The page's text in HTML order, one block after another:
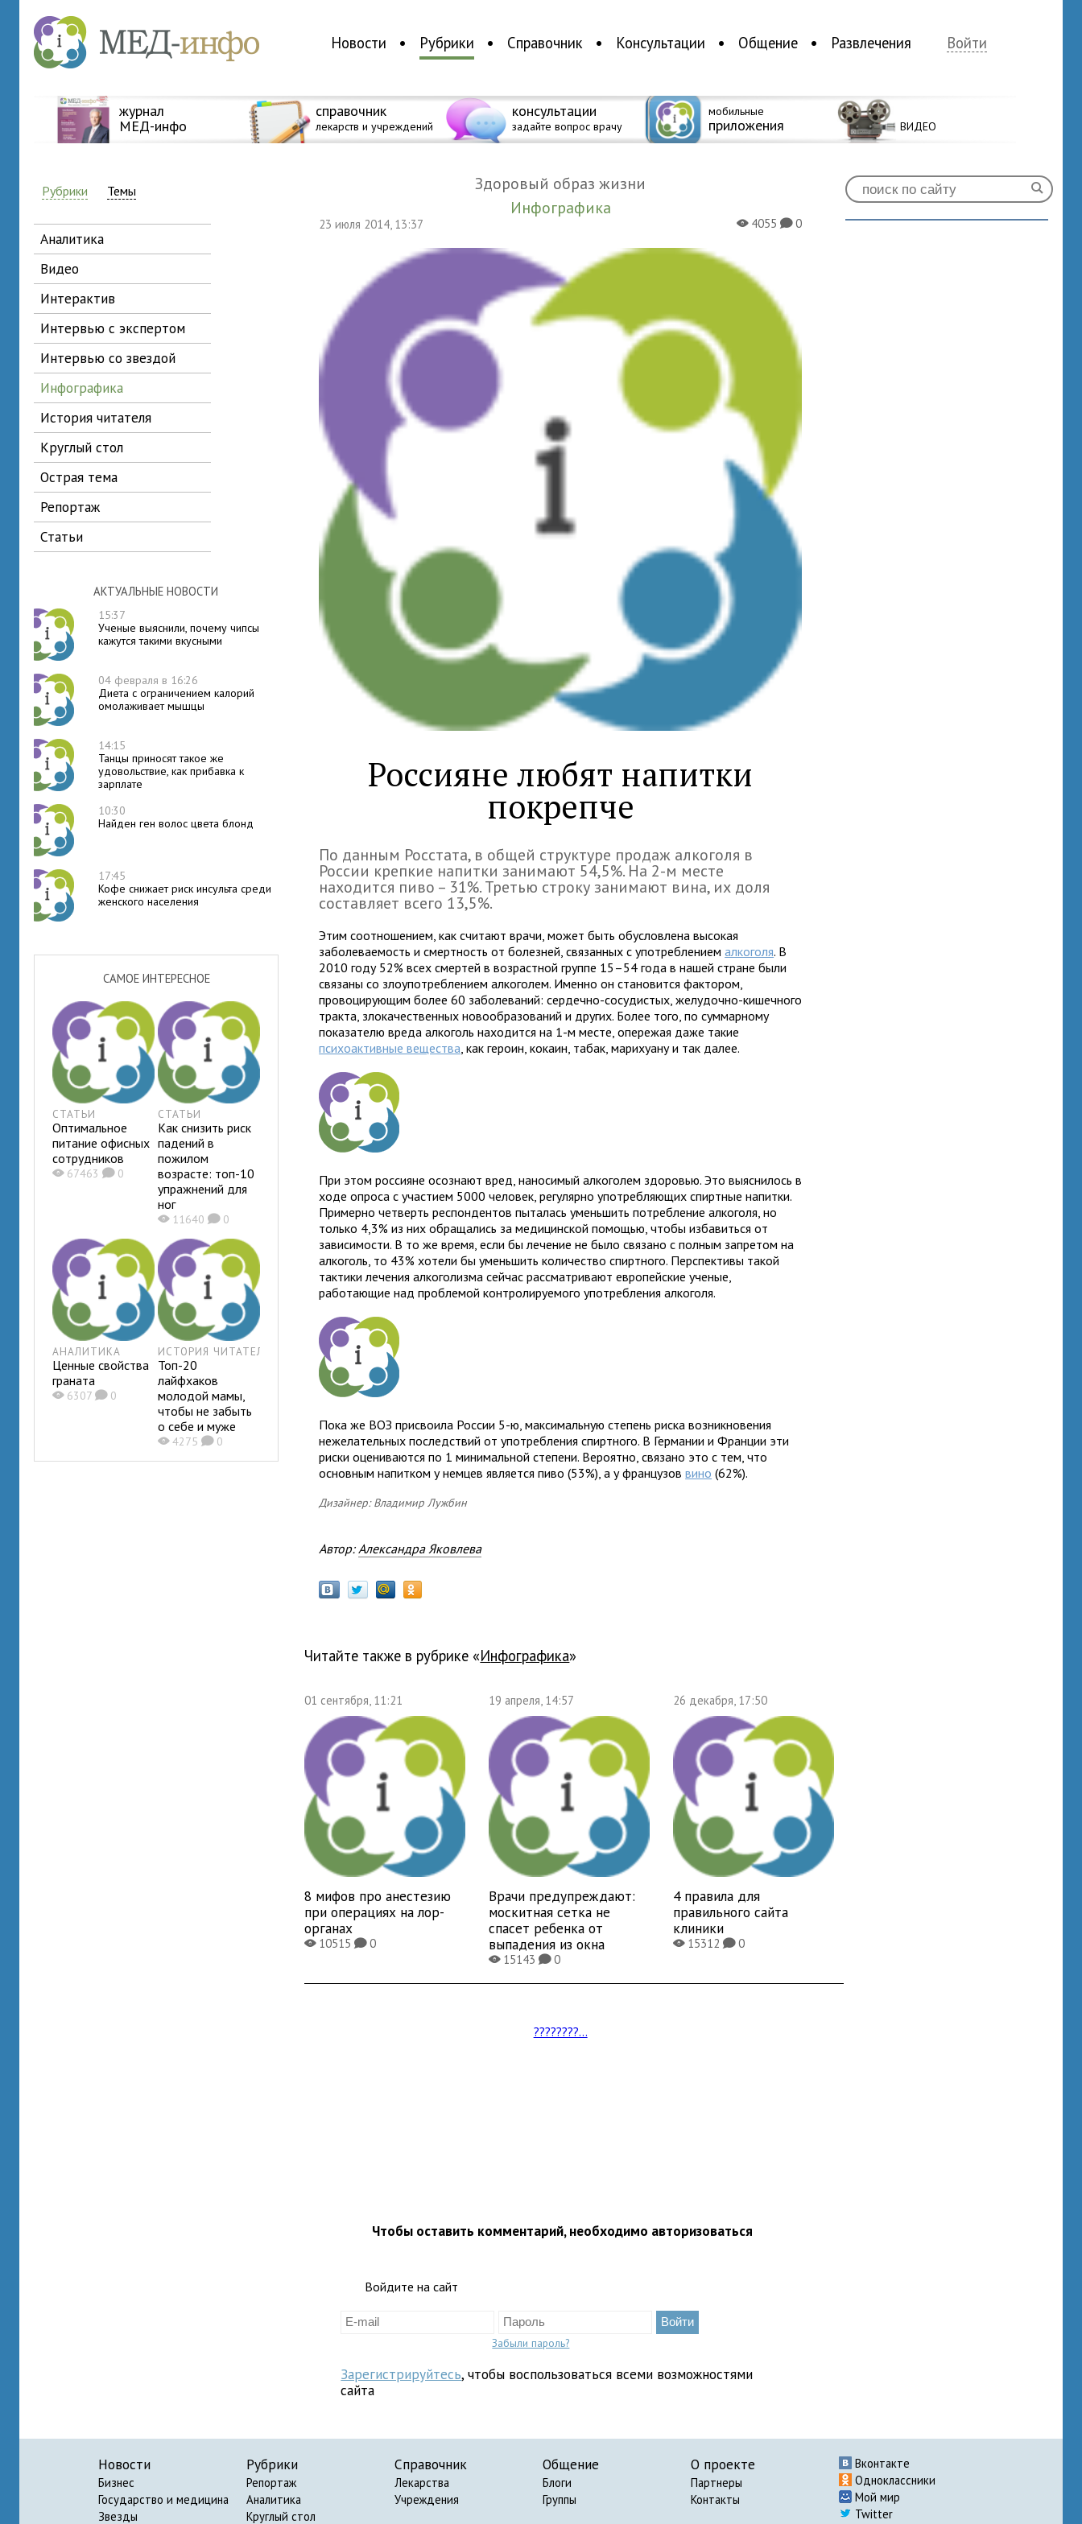
Новости Рубрики Справочник Консультации Общение Развлечения Войти
журнал
МЕД-инфо
справочник
лекарств и учреждений
консультации
задайте вопрос врачу
мобильные
приложения ВИДЕО
Рубрики Темы
аналитика
видео
интерактив
интервью с экспертом
интервью со звездой
инфографика
история читателя
круглый стол
острая тема
репортаж
статьи
АКТУАЛЬНЫЕ НОВОСТИ
15:37
Ученые выяснили, почему чипсы
кажутся такими вкусными
04 февраля в 16:26
Диета с ограничением калорий
омолаживает мышцы
14:15
Танцы приносят такое же
удовольствие, как прибавка к
зарплате
10:30
Найден ген волос цвета блонд
17:45
Кофе снижает риск инсульта среди
женского населения
САМОЕ ИНТЕРЕСНОЕ
СТАТЬИ
Оптимальное
питание офисных
сотрудников
X67463K0
СТАТЬИ
Как снизить риск
падений в
пожилом
возрасте: топ-10
упражнений для
ног
X11640K0
АНАЛИТИКА
Ценные свойства
граната
X6307K0
ИСТОРИЯ ЧИТАТЕЛЯ
Топ-20
лайфхаков
молодой мамы,
чтобы не забыть
о себе и муже
X4275K0
Здоровый образ жизни
Инфографика
23 июля 2014, 13:37 X4055K0
Россияне любят напитки
покрепче
По данным Росстата, в общей структуре продаж алкоголя в
России крепкие напитки занимают 54,5%. На 2-м месте
находится пиво – 31%. Третью строку занимают вина, их доля
составляет всего 13,5%.
Этим соотношением, как считают врачи, может быть обусловлена высокая
заболеваемость и смертность от болезней, связанных с употреблениемалкоголя. В
2010 году 52% всех смертей в возрастной группе 15–54 года в нашей стране были
связаны со злоупотреблением алкоголем. Именно он становится фактором,
провоцирующим более 60 заболеваний: сердечно-сосудистых, желудочно-кишечного
тракта, злокачественных новообразований и других. Более того, по суммарному
показателю вреда алкоголь находится на 1-м месте, опережая даже такие
психоактивные вещества, как героин, кокаин, табак, марихуану и так далее.
При этом россияне осознают вред, наносимый алкоголем здоровью. Это выяснилось в
ходе опроса с участием 5000 человек, регулярно употребляющих спиртные напитки.
Примерно четверть респондентов пыталась уменьшить потребление алкоголя, но
только 4,3% из них обращались за медицинской помощью, чтобы избавиться от
зависимости. В то же время, если бы лечение не было связано с полным запретом на
алкоголь, то 43% хотели бы уменьшить количество спиртного. Перспективы такой
тактики лечения алкоголизма сейчас рассматривают европейские ученые,
работающие над проблемой контролируемого употребления алкоголя.
Пока же ВОЗ присвоила России 5-ю, максимальную степень риска возникновения
нежелательных последствий от употребления спиртного. В Германии и Франции эти
риски оцениваются по 1 минимальной степени. Вероятно, связано это с тем, что
основным напитком у немцев является пиво (53%), а у французоввино (62%).
Дизайнер: Владимир Лужбин
Автор:Александра Яковлева
Читайте также в рубрике « Инфографика»
01 сентября, 11:21
8 мифов про анестезию
при операциях на лор-
органах
X10515K0
19 апреля, 14:57
Врачи предупреждают:
москитная сетка не
спасет ребенка от
выпадения из окна
X15143K0
26 декабря, 17:50
4 правила для
правильного сайта
клиники
X15312K0
????????...
Чтобы оставить комментарий, необходимо авторизоваться
Войдите на сайт
Забыли пароль?
Зарегистрируйтесь, чтобы воспользоваться всеми возможностями
сайта
Новости
Бизнес
Государство и медицина
Звезды
Рубрики
Репортаж
Аналитика
Круглый стол
Справочник
Лекарства
Учреждения
Общение
Блоги
Группы
О проекте
Партнеры
Контакты
Вконтакте
Одноклассники
Мой мир
Twitter